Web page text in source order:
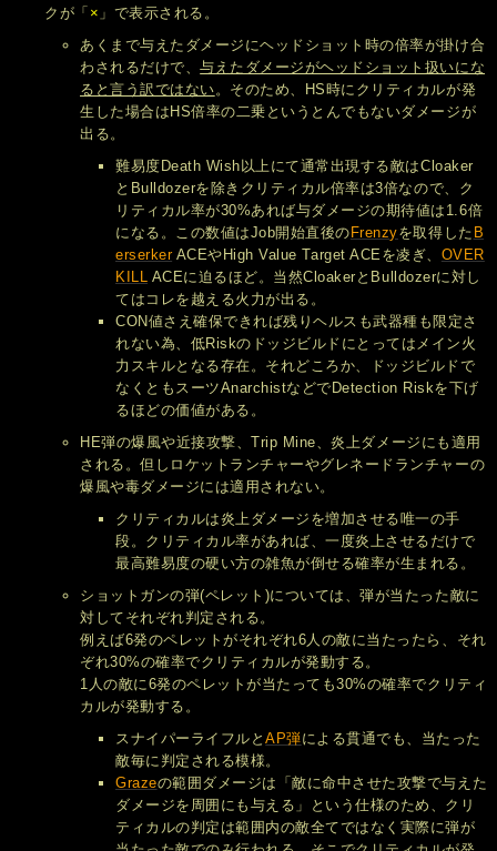
クが「 × 」で表示される。
あくまで与えたダメージにヘッドショット時の倍率が掛け合
わされるだけで、与えたダメージがヘッドショット扱いにな
ると言う訳ではない 。そのため、HS時にクリティカルが発
生した場合はHS倍率の二乗というとんでもないダメージが
出る。
難易度Death Wish以上にて通常出現する敵はCloaker
とBulldozerを除きクリティカル倍率は3倍なので、ク
リティカル率が30%あれば与ダメージの期待値は1.6倍
になる。この数値はJob開始直後の Frenzyを取得した B
erserkerACEやHigh Value Target ACEを凌ぎ、 OVER
KILL
ACEに迫るほど。当然CloakerとBulldozerに対し
てはコレを越える火力が出る。
CON値さえ確保できれば残りヘルスも武器種も限定さ
れない為、低Riskのドッジビルドにとってはメイン火
力スキルとなる存在。それどころか、ドッジビルドで
なくともスーツAnarchistなどでDetection Riskを下げ
るほどの価値がある。
HE弾の爆風や近接攻撃、Trip Mine、炎上ダメージにも適用
される。但しロケットランチャーやグレネードランチャーの
爆風や毒ダメージには適用されない。
クリティカルは炎上ダメージを増加させる唯一の手
段。クリティカル率があれば、一度炎上させるだけで
最高難易度の硬い方の雑魚が倒せる確率が生まれる。
ショットガンの弾(ペレット)については、弾が当たった敵に
対してそれぞれ判定される。
例えば6発のペレットがそれぞれ6人の敵に当たったら、それ
ぞれ30%の確率でクリティカルが発動する。
1人の敵に6発のペレットが当たっても30%の確率でクリティ
カルが発動する。
スナイパーライフルとAP弾による貫通でも、当たった
敵毎に判定される模様。
Grazeの範囲ダメージは「敵に命中させた攻撃で与えた
ダメージを周囲にも与える」という仕様のため、クリ
ティカルの判定は範囲内の敵全てではなく実際に弾が